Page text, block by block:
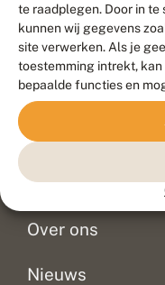
te raadplegen. Door in
kunnen wij gegevens
site verwerken. Als je
toestemming intrekt, kan
bepaalde functies en
Contact
Veelgestelde
Doneer
Over ons
Nieuws
Meld
©
Duurzaam